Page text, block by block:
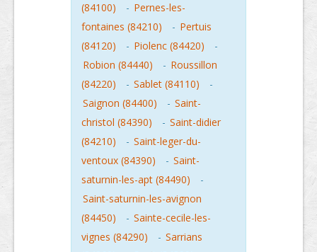
(84100)
- Pernes-les-
fontaines (84210)
- Pertuis
(84120)
- Piolenc (84420)
-
Robion (84440)
- Roussillon
(84220)
- Sablet (84110)
-
Saignon (84400)
- Saint-
christol (84390)
- Saint-didier
(84210)
- Saint-leger-du-
ventoux (84390)
- Saint-
saturnin-les-apt (84490)
-
Saint-saturnin-les-avignon
(84450)
- Sainte-cecile-les-
vignes (84290)
- Sarrians